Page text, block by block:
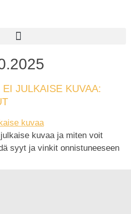
JULKAISE KUVAA:
kuvaa ja miten voit
syyt ja vinkit onnistuneeseen